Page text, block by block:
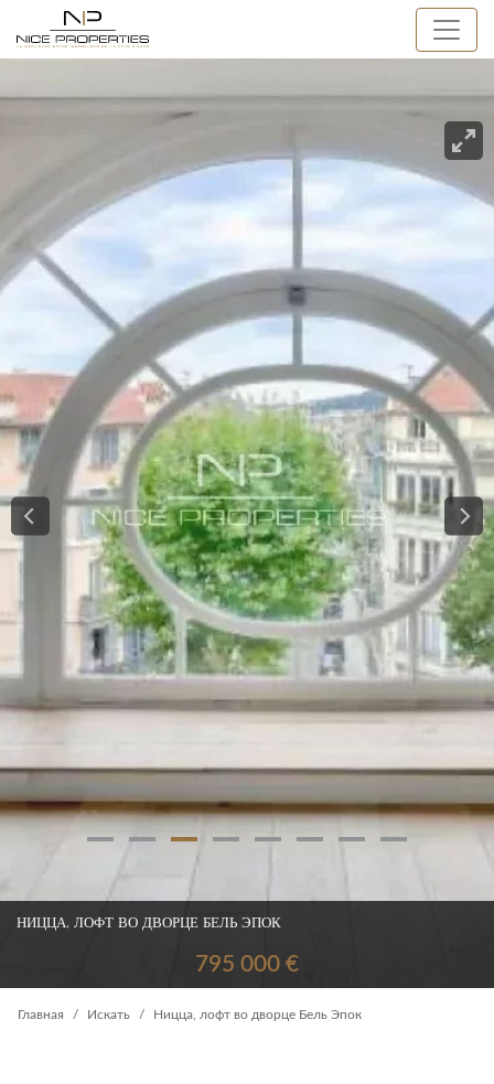
Главная Искать Ницца, лофт во дворце Бель Эпок
НИЦЦА, ЛОФТ ВО ДВОРЦЕ БЕЛЬ ЭПОК
795 000 €